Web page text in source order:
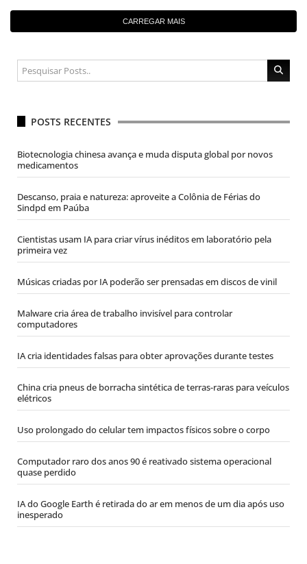
CARREGAR MAIS
POSTS RECENTES
Biotecnologia chinesa avança e muda disputa global por novos
medicamentos
Descanso, praia e natureza: aproveite a Colônia de Férias do
Sindpd em Paúba
Cientistas usam IA para criar vírus inéditos em laboratório pela
primeira vez
Músicas criadas por IA poderão ser prensadas em discos de vinil
Malware cria área de trabalho invisível para controlar
computadores
IA cria identidades falsas para obter aprovações durante testes
China cria pneus de borracha sintética de terras-raras para veículos
elétricos
Uso prolongado do celular tem impactos físicos sobre o corpo
Computador raro dos anos 90 é reativado sistema operacional
quase perdido
IA do Google Earth é retirada do ar em menos de um dia após uso
inesperado